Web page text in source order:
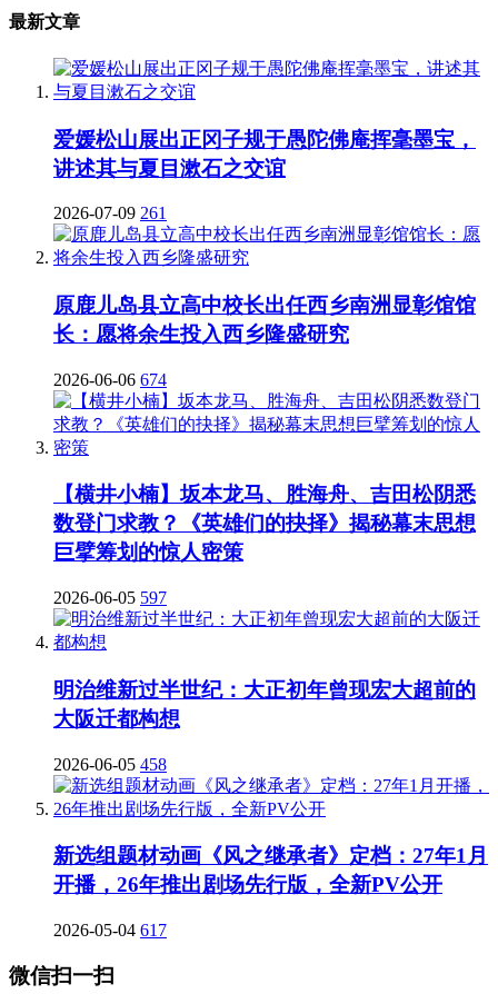
最新文章
爱媛松山展出正冈子规于愚陀佛庵挥毫墨宝，
讲述其与夏目漱石之交谊
2026-07-09 261
原鹿儿岛县立高中校长出任西乡南洲显彰馆馆
长：愿将余生投入西乡隆盛研究
2026-06-06 674
【横井小楠】坂本龙马、胜海舟、吉田松阴悉
数登门求教？《英雄们的抉择》揭秘幕末思想
巨擘筹划的惊人密策
2026-06-05 597
明治维新过半世纪：大正初年曾现宏大超前的
大阪迁都构想
2026-06-05 458
新选组题材动画《风之继承者》定档：27年1月
开播，26年推出剧场先行版，全新PV公开
2026-05-04 617
微信扫一扫